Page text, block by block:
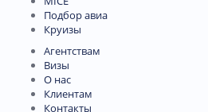
Подбор авиа
Круизы
Агентствам
Визы
О нас
Клиентам
Контакты